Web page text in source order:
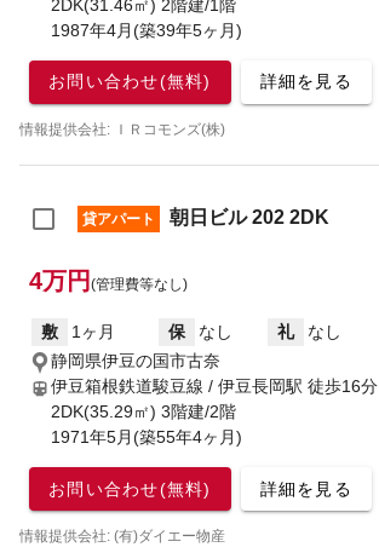
2DK(31.46㎡) 2階建/1階
1987年4月(築39年5ヶ月)
お問い合わせ(無料) 詳細を見る
情報提供会社: ＩＲコモンズ(株)
貸アパート 朝日ビル 202 2DK
4万円 (管理費等なし)
敷 1ヶ月 保 なし 礼
なし
静岡県伊豆の国市古奈
伊豆箱根鉄道駿豆線 / 伊豆長岡駅 徒歩16分
2DK(35.29㎡) 3階建/2階
1971年5月(築55年4ヶ月)
お問い合わせ(無料) 詳細を見る
情報提供会社: (有)ダイエー物産